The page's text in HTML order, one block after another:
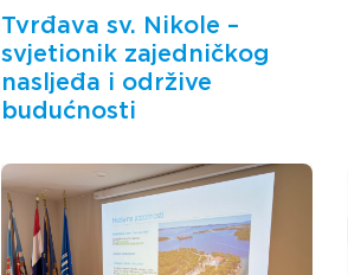
Tvrđava sv. Nikole –
svjetionik zajedničkog
nasljeđa i održive
budućnosti